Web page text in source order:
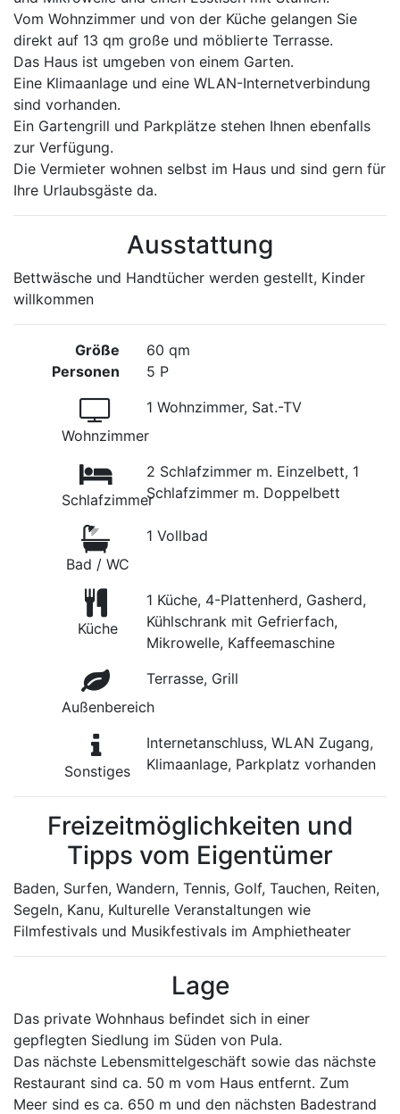
Vom Wohnzimmer und von der Küche gelangen Sie
direkt auf 13 qm große und möblierte Terrasse.
Das Haus ist umgeben von einem Garten.
Eine Klimaanlage und eine WLAN-Internetverbindung
sind vorhanden.
Ein Gartengrill und Parkplätze stehen Ihnen ebenfalls
zur Verfügung.
Die Vermieter wohnen selbst im Haus und sind gern für
Ihre Urlaubsgäste da.
Ausstattung
Bettwäsche und Handtücher werden gestellt, Kinder
willkommen
Größe
Personen
60 qm
5 P
Wohnzimmer
1 Wohnzimmer, Sat.-TV
Schlafzimmer
2 Schlafzimmer m. Einzelbett, 1
Schlafzimmer m. Doppelbett
Bad / WC
1 Vollbad
Küche
1 Küche, 4-Plattenherd, Gasherd,
Kühlschrank mit Gefrierfach,
Mikrowelle, Kaffeemaschine
Außenbereich
Terrasse, Grill
Sonstiges
Internetanschluss, WLAN Zugang,
Klimaanlage, Parkplatz vorhanden
Freizeitmöglichkeiten und
Tipps vom Eigentümer
Baden, Surfen, Wandern, Tennis, Golf, Tauchen, Reiten,
Segeln, Kanu, Kulturelle Veranstaltungen wie
Filmfestivals und Musikfestivals im Amphietheater
Lage
Das private Wohnhaus befindet sich in einer
gepflegten Siedlung im Süden von Pula.
Das nächste Lebensmittelgeschäft sowie das nächste
Restaurant sind ca. 50 m vom Haus entfernt. Zum
Meer sind es ca. 650 m und den nächsten Badestrand